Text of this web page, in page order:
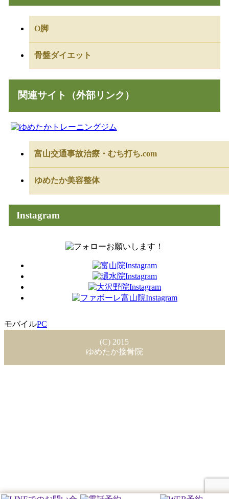
O脚
骨盤ダイエット
関連サイト（外部リンク）
富山交通事故治療・むち打ち.com
ゆめたか美容整体
Instagram
モバイルPC
(C) 2015
ゆめたか接骨院